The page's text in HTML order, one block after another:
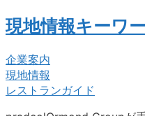
現地情報キーワ
企業案内
現地情報
レストランガイド